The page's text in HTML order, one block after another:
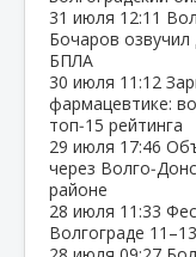
31 июля 12:11
Бочаров озвучил
БПЛА
30 июля 11:12
фармацевтике:
топ‑15 рейтинга
29 июля 17:46
через
районе
28 июля 11:33
Волгограде